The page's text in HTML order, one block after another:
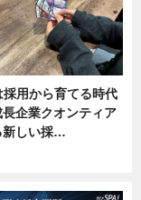
採用から育てる時代
企業クオンティア
新しい採…